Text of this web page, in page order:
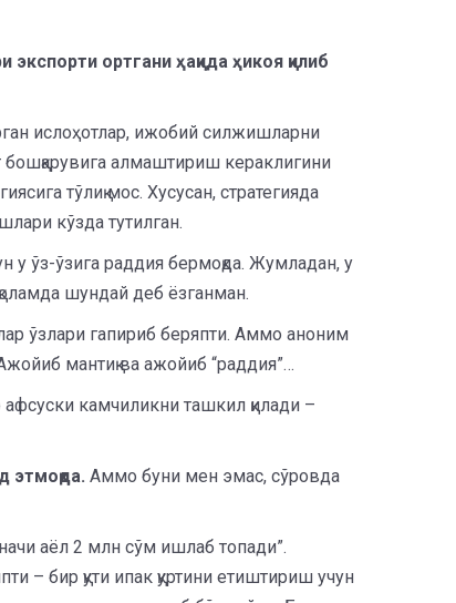
ортгани ҳақида ҳикоя қилиб
ислоҳотлар, ижобий силжишларни
бошқарувига алмаштириш кераклигини
тўлиқ мос. Хусусан, стратегияда
кўзда тутилган.
у ўз-ўзига раддия бермоқда. Жумладан, у
шундай деб ёзганман.
ўзлари гапириб беряпти. Аммо аноним
мантиқ ва ажойиб “раддия”…
камчиликни ташкил қилади –
этмоқда. Аммо буни мен эмас, сўровда
аёл 2 млн сўм ишлаб топади”.
– бир қути ипак қуртини етиштириш учун